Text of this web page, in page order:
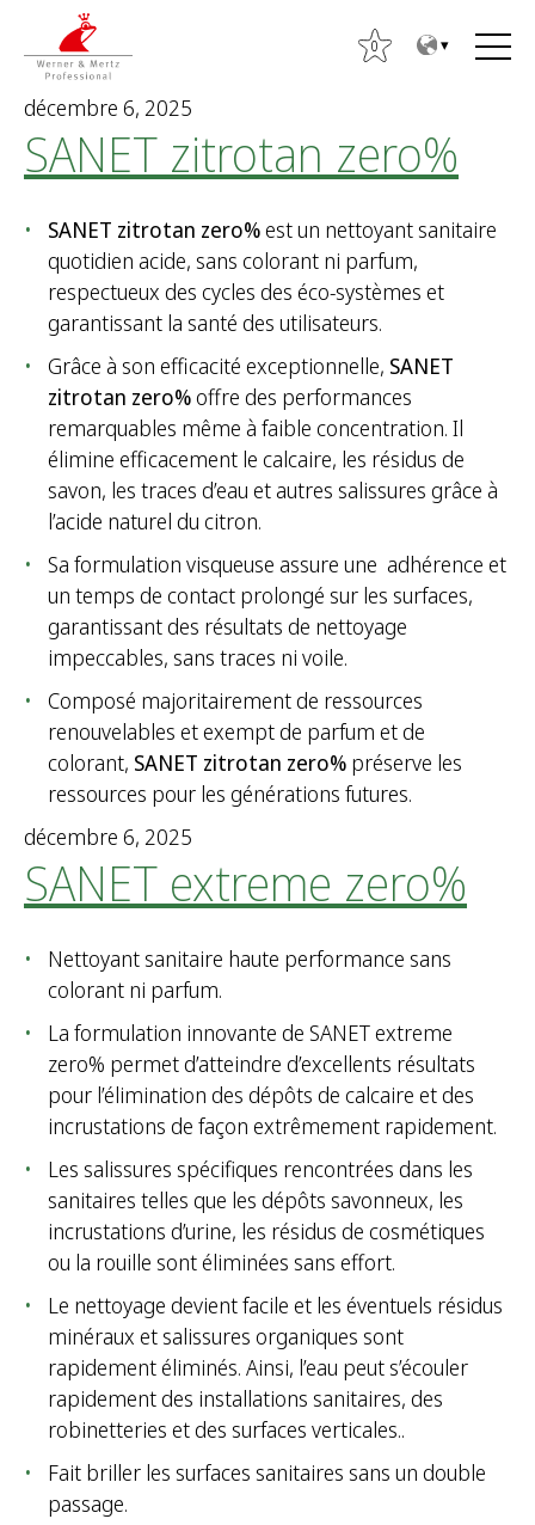
0
r
décembre 6, 2025
SANET zitrotan zero%
SANET zitrotan zero% est un nettoyant sanitaire
quotidien acide, sans colorant ni parfum,
respectueux des cycles des éco-systèmes et
garantissant la santé des utilisateurs.
Grâce à son efficacité exceptionnelle, SANET
zitrotan zero%offre des performances
remarquables même à faible concentration. Il
élimine efficacement le calcaire, les résidus de
savon, les traces d’eau et autres salissures grâce à
l’acide naturel du citron.
Sa formulation visqueuse assure une adhérence et
un temps de contact prolongé sur les surfaces,
garantissant des résultats de nettoyage
impeccables, sans traces ni voile.
Composé majoritairement de ressources
renouvelables et exempt de parfum et de
colorant, SANET zitrotan zero% préserve les
ressources pour les générations futures.
décembre 6, 2025
SANET extreme zero%
Nettoyant sanitaire haute performance sans
colorant ni parfum.
La formulation innovante de SANET extreme
zero% permet d’atteindre d’excellents résultats
pour l’élimination des dépôts de calcaire et des
incrustations de façon extrêmement rapidement.
Les salissures spécifiques rencontrées dans les
sanitaires telles que les dépôts savonneux, les
incrustations d’urine, les résidus de cosmétiques
ou la rouille sont éliminées sans effort.
Le nettoyage devient facile et les éventuels résidus
minéraux et salissures organiques sont
rapidement éliminés. Ainsi, l’eau peut s’écouler
rapidement des installations sanitaires, des
robinetteries et des surfaces verticales..
Fait briller les surfaces sanitaires sans un double
passage.